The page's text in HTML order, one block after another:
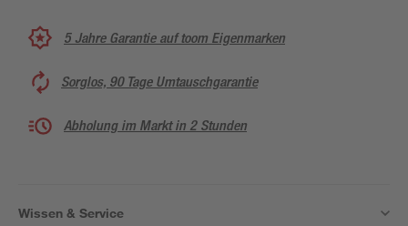
5 Jahre Garantie auf toom Eigenmarken
Sorglos, 90 Tage Umtauschgarantie
Abholung im Markt in 2 Stunden
Wissen & Service